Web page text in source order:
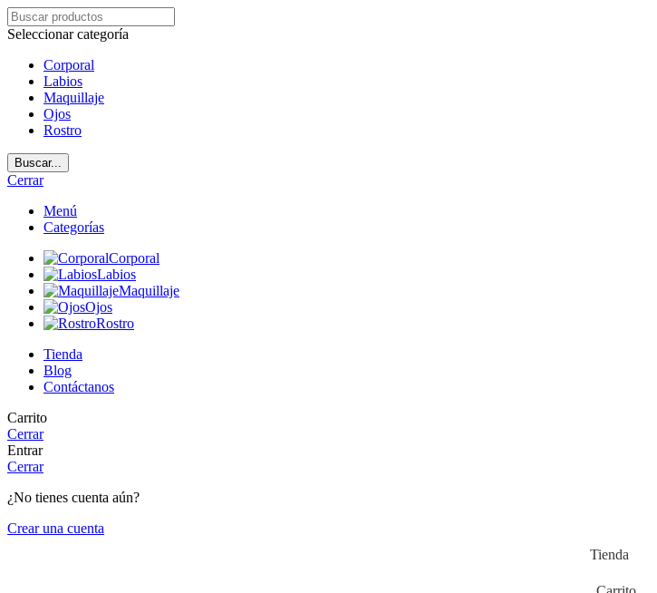
Seleccionar categoría
Corporal
Labios
Maquillaje
Ojos
Rostro
Buscar...
Cerrar
Menú
Categorías
Corporal
Labios
Maquillaje
Ojos
Rostro
Tienda
Blog
Contáctanos
Carrito
Cerrar
Entrar
Cerrar
¿No tienes cuenta aún?
Crear una cuenta
Tienda